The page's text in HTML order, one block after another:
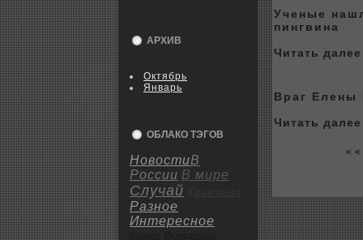
АРХИВ
Октябрь
Январь
ОБЛАКО ТЭГОВ
НовостиВ
России В мире
Случай
Разное
Интересное
Ученые
пингвина
Читать
Враг Елены
Читать
<